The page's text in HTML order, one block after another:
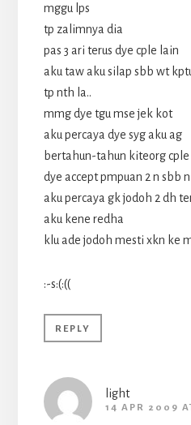
mggu lps
tp zalimnya dia
pas 3 ari terus dye cple lain
aku taw aku silap sbb wt
tp nth la..
mmg dye tgu mse jek kot
aku percaya dye syg aku ag
bertahun-tahun kiteorg cple
dye accept pmpuan 2 n sbb
aku percaya gk jodoh 2 dh
aku kene redha
klu ade jodoh mesti xkn ke
:-s:(:((
REPLY
light
14 APR 2009